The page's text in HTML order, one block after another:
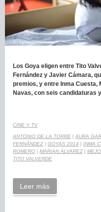
Los Goya eligen entre Tito
Fernández y Javier Cámara,
premios, y entre Inma Cuesta,
Navas, con seis candidaturas
CINE Y TV
ANTONIO DE LA TORRE | AURA
FERNÁNDEZ| GOYAS 2014 | INMA
ROMERO | MARIAN ÁLVAREZ|
TITO VALVERDE
Leer más